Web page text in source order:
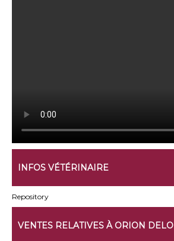
INFOS VÉTÉRINAIRE
Repository
VENTES RELATIVES À ORION DELO